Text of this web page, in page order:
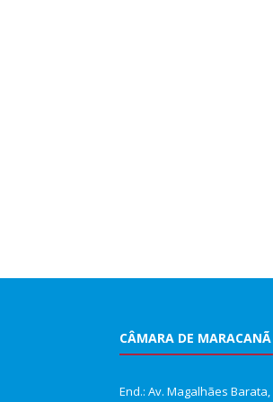
CÂMARA DE MARACANÃ
End.: Av. Magalhães